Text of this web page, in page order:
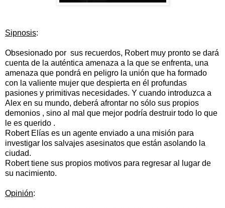
Sipnosis:
Obsesionado por sus recuerdos, Robert muy pronto se dará
cuenta de la auténtica amenaza a la que se enfrenta, una
amenaza que pondrá en peligro la unión que ha formado
con la valiente mujer que despierta en él profundas
pasiones y primitivas necesidades. Y cuando introduzca a
Alex en su mundo, deberá afrontar no sólo sus propios
demonios , sino al mal que mejor podría destruir todo lo que
le es querido .
Robert Elías es un agente enviado a una misión para
investigar los salvajes asesinatos que están asolando la
ciudad.
Robert tiene sus propios motivos para regresar al lugar de
su nacimiento.
Opinión: